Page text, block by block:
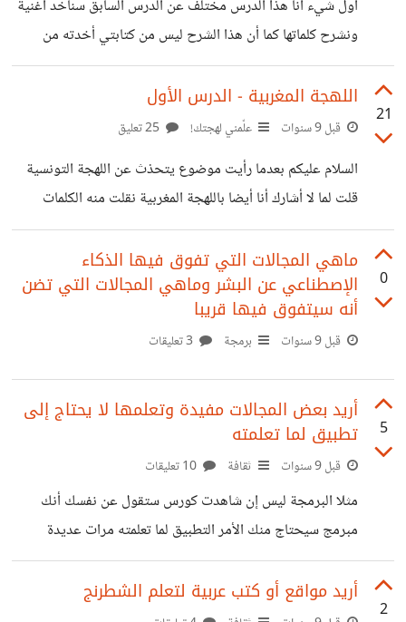
https://io.hsoub.com/go/23677/112798
أول شيء أنا هذا الدرس مختلف عن الدرس السابق سنأخد أغنية
ونشرح كلماتها كما أن هذا الشرح ليس من كتابتي أخدته من
حساب السيمولايف سيكون الدرس الثالث أغنية وأنا سأشرح
كلماتها إلى الأن لازلت لا أعرف الأغنية التي سأشرحها إن كنت
تريد شرح لأغنية ما أكتبها في التعليقات وسأشرحها في الدرس
فالمدرسة كانبو غي سطولا هنا تعني مع أننا في المدرسة يروننا
سطولا . سطولا جمع سطل ويقصد به
21
اللهجة المغربية - الدرس الأول
قبل 9 سنوات علّمني لهجتك!
السلام عليكم بعدما رأيت موضوع يتحذث عن اللهجة التونسية
قلت لما لا أشارك أنا أيضا باللهجة المغربية نقلت منه الكلمات
وزدت بعض الكلمات من عندي . كلما لا أجد ماذا أفعل سأشارك
معكم بعض الكلمات .إن كنت تريد معرفة كلمة ما أكتبها في تعليق
وسأحاول كتابتها باللهجة المغربية للإشارة هاذه اللهجة هي اللهجة
التي نتكلمها في الجهة الشرقية يوجد العديد من اللهجات مثلا لو
ذهبنا إلى مدينة فاس أو طنجة سنجد لهجتهم متغيرة عن لهجتنا .
لهجتنا قريبة إلى الجزائرية
0
ماهي المجالات التي تفوق فيها الذكاء
الإصطناعي عن البشر وماهي المجالات التي تضن
أنه سيتفوق فيها قريبا
قبل 9 سنوات برمجة
5
أريد بعض المجالات مفيدة وتعلمها لا يحتاج إلى
تطبيق لما تعلمته
قبل 9 سنوات ثقافة
مثلا البرمجة ليس إن شاهدت كورس ستقول عن نفسك أنك
مبرمج سيحتاج منك الأمر التطبيق لما تعلمته مرات عديدة
وتنفيد مشاريع أريد مجالات لا تحتاج تطبيق فقط أتعلمها من
مشاهدة الفيديوهات أو قراءة الكتب وتكون مفيدة
2
أريد مواقع أو كتب عربية لتعلم الشطرنج